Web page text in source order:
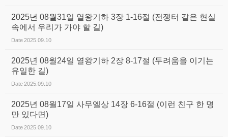
2025년 08월31일 열왕기하 3장 1-16절 (전쟁터 같은 현실
속에서 우리가 가야 할 길)
Date2025.09.10
2025년 08월24일 열왕기하 2장 8-17절 (두려움을 이기는
유일한 길)
Date2025.09.10
2025년 08월17일 사무엘상 14장 6-16절 (이런 친구 한 명
만 있다면)
Date2025.09.10